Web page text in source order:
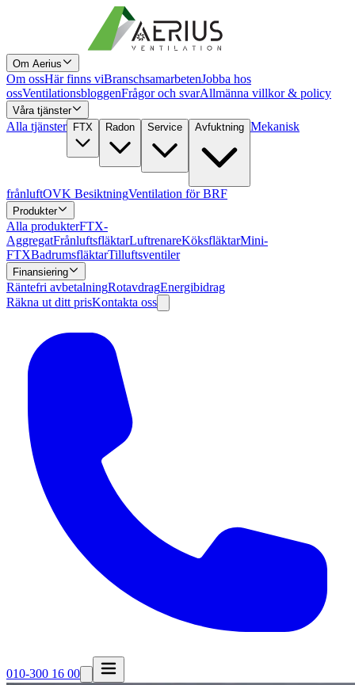
Om Aerius
Om ossHär finns viBranschsamarbetenJobba hos
ossVentilationsbloggenFrågor och svarAllmänna villkor & policy
Våra tjänster
Alla tjänster FTX Radon Service Avfuktning Mekanisk
frånluftOVK BesiktningVentilation för BRF
Produkter
Alla produkterFTX-
AggregatFrånluftsfläktarLuftrenareKöksfläktarMini-
FTXBadrumsfläktarTilluftsventiler
Finansiering
Räntefri avbetalningRotavdragEnergibidrag
Räkna ut ditt prisKontakta oss
010-300 16 00